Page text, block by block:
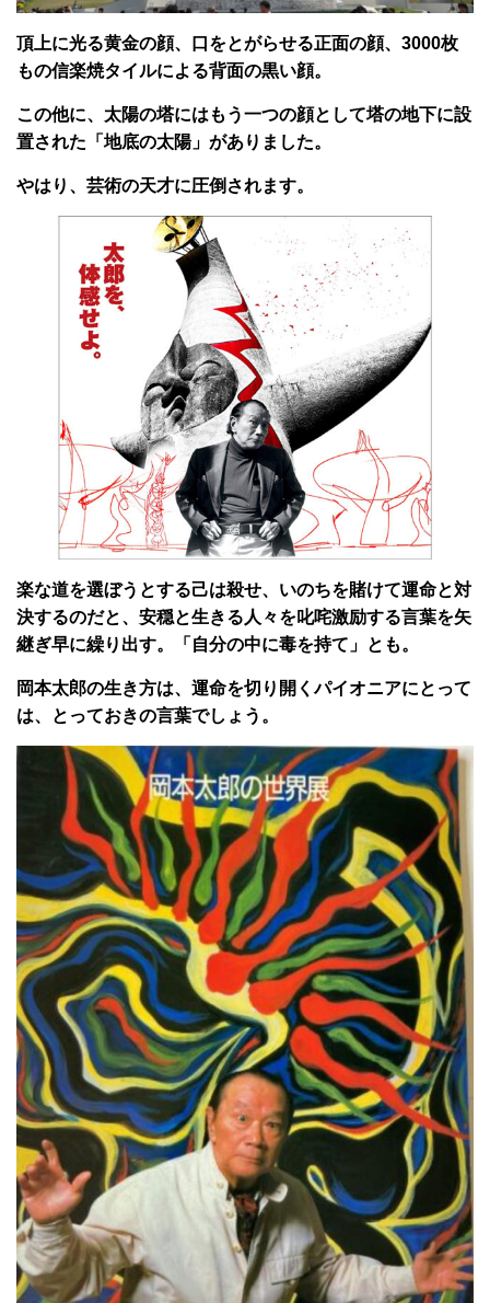
頂上に光る黄金の顔、口をとがらせる正面の顔、3000枚
もの信楽焼タイルによる背面の黒い顔。
この他に、太陽の塔にはもう一つの顔として塔の地下に設
置された「地底の太陽」がありました。
やはり、芸術の天才に圧倒されます。
楽な道を選ぼうとする己は殺せ、いのちを賭けて運命と対
決するのだと、安穏と生きる人々を叱咤激励する言葉を矢
継ぎ早に繰り出す。「自分の中に毒を持て」とも。
岡本太郎の生き方は、運命を切り開くパイオニアにとって
は、とっておきの言葉でしょう。